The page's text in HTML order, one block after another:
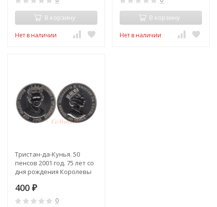
В корзину
Нет в наличии
В корзину
Нет в наличии
Тристан-да-Кунья. 50
пенсов 2001 год. 75 лет со
дня рождения Королевы
400 ₽
0